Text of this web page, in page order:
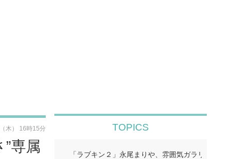
専属
木） 16時15分 TOPICS
「ラブキン２」永尾まりや、雰囲気ガラリのイメチェ